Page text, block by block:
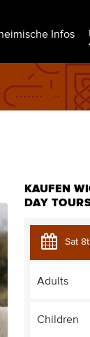
Infos
KAUFEN
DAY
Adults
Children